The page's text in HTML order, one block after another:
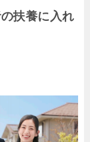
扶養に入れ